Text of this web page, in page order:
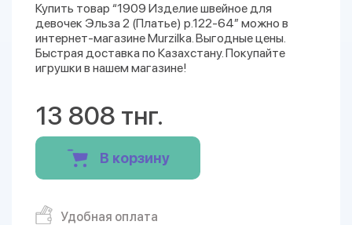
Купить товар “1909 Изделие швейное для
девочек Эльза 2 (Платье) р.122-64” можно в
интернет-магазине Murzilka. Выгодные цены.
Быстрая доставка по Казахстану. Покупайте
игрушки в нашем магазине!
13 808 тнг.
В корзину
Удобная оплата